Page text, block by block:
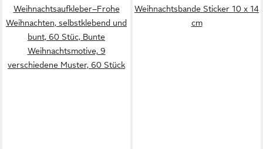
Weihnachtsaufkleber–Frohe
Weihnachten, selbstklebend und
bunt, 60 Stüc, Bunte
Weihnachtsmotive, 9
verschiedene Muster, 60 Stück
Weihnachtsbande Sticker 10 x 14
cm